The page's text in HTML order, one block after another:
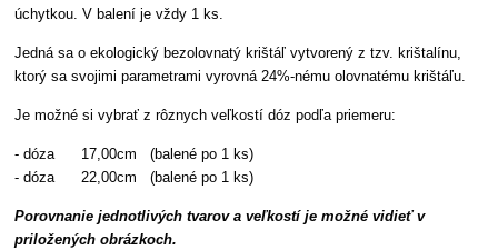
úchytkou. V balení je vždy 1 ks.
Jedná sa o ekologický bezolovnatý krištáľ vytvorený z tzv. krištalínu,
ktorý sa svojimi parametrami vyrovná 24%-nému olovnatému krištáľu.
Je možné si vybrať z rôznych veľkostí dóz podľa priemeru:
- dóza 17,00cm (balené po 1 ks)
- dóza 22,00cm (balené po 1 ks)
Porovnanie jednotlivých tvarov a veľkostí je možné vidieť v
priložených obrázkoch.